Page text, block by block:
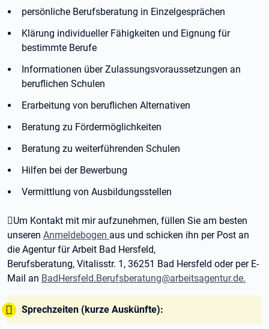
persönliche Berufsberatung in Einzelgesprächen
Klärung individueller Fähigkeiten und Eignung für
bestimmte Berufe
Informationen über Zulassungsvoraussetzungen an
beruflichen Schulen
Erarbeitung von beruflichen Alternativen
Beratung zu Fördermöglichkeiten
Beratung zu weiterführenden Schulen
Hilfen bei der Bewerbung
Vermittlung von Ausbildungsstellen
Um Kontakt mit mir aufzunehmen, füllen Sie am besten
unseren Anmeldebogen aus und schicken ihn per Post an
die Agentur für Arbeit Bad Hersfeld,
Berufsberatung, Vitalisstr. 1, 36251 Bad Hersfeld oder per E-
Mail an BadHersfeld.Berufsberatung@arbeitsagentur.de.
Tipp:
Sprechzeiten (kurze Auskünfte):